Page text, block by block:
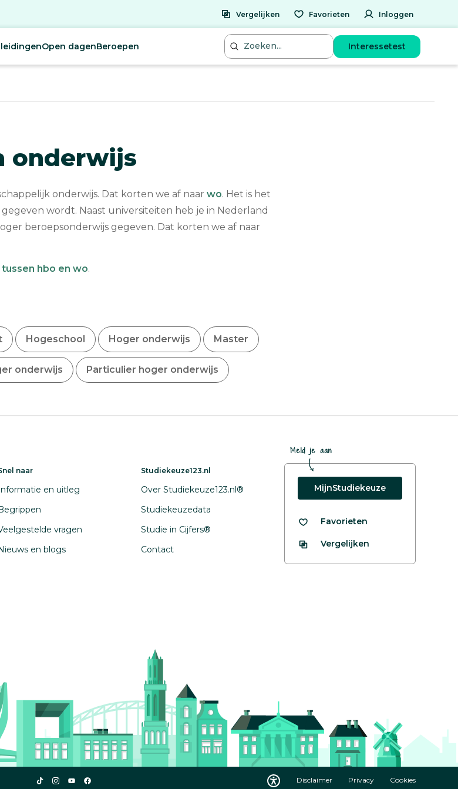
Vergelijken Favorieten Inloggen
Open dagenBeroepen Interessetest
onderwijs
onderwijs. Dat korten we af naar wo. Het is het
gegeven wordt. Naast universiteiten heb je in Nederland
beroepsonderwijs gegeven. Dat korten we af naar
hbo en wo.
Hogeschool Hoger onderwijs Master
onderwijs Particulier hoger onderwijs
naar
en uitleg
vragen
en blogs
Studiekeuze123.nl
Over Studiekeuze123.nl®
Studiekeuzedata
Studie in Cijfers®
Contact
Meld je aan
MijnStudiekeuze
Favorieten
Vergelijken
Studiekeuze123
Studiekeuze123
Studiekeuze123
Studiekeuze123
Disclaimer Privacy Cookies